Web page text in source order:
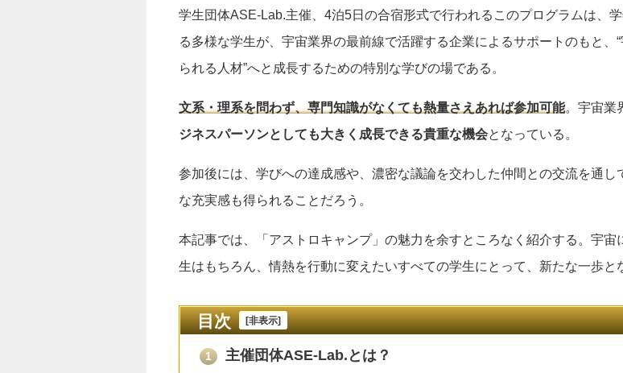
学生団体ASE-Lab.主催、4泊5日の合宿形式で行われるこのプログラムは、
る多様な学生が、宇宙業界の最前線で活躍する企業によるサポートのもと、
られる人材”へと成長するための特別な学びの場である。
文系・理系を問わず、専門知識がなくても熱量さえあれば参加可能。宇宙業
ジネスパーソンとしても大きく成長できる貴重な機会となっている。
参加後には、学びへの達成感や、濃密な議論を交わした仲間との交流を通し
な充実感も得られることだろう。
本記事では、「アストロキャンプ」の魅力を余すところなく紹介する。宇宙
生はもちろん、情熱を行動に変えたいすべての学生にとって、新たな一歩と
目次 [非表示]
1 主催団体ASE-Lab.とは？